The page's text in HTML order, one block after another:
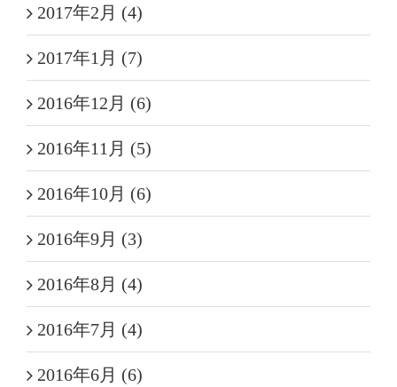
2017年2月 (4)
2017年1月 (7)
2016年12月 (6)
2016年11月 (5)
2016年10月 (6)
2016年9月 (3)
2016年8月 (4)
2016年7月 (4)
2016年6月 (6)